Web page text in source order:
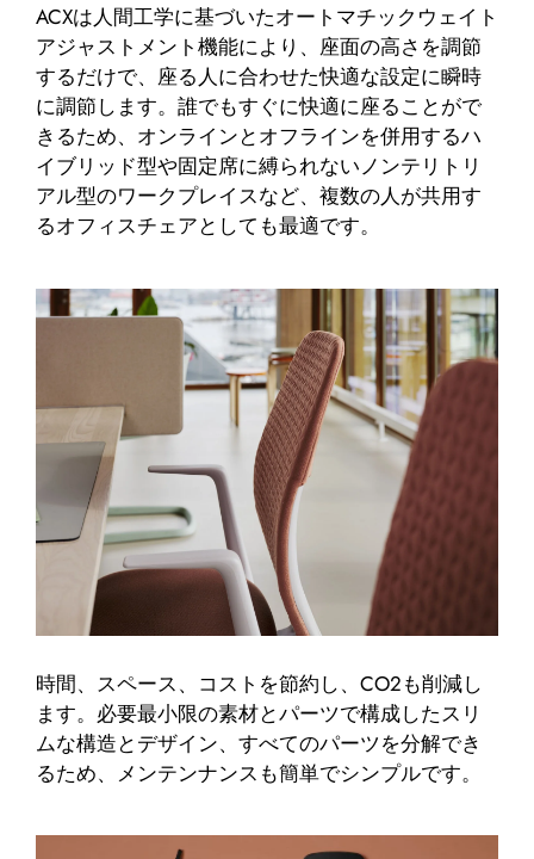
ACXは人間工学に基づいたオートマチックウェイト
アジャストメント機能により、座面の高さを調節
するだけで、座る人に合わせた快適な設定に瞬時
に調節します。誰でもすぐに快適に座ることがで
きるため、オンラインとオフラインを併用するハ
イブリッド型や固定席に縛られないノンテリトリ
アル型のワークプレイスなど、複数の人が共用す
るオフィスチェアとしても最適です。
時間、スペース、コストを節約し、CO2も削減し
ます。必要最小限の素材とパーツで構成したスリ
ムな構造とデザイン、すべてのパーツを分解でき
るため、メンテンナンスも簡単でシンプルです。